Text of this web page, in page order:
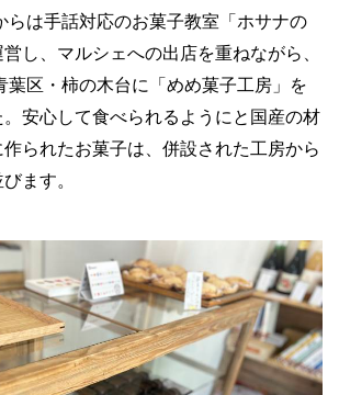
らは手話対応のお菓子教室「ホサナの
し、マルシェへの出店を重ねながら、
葉区・柿の木台に「めめ菓子工房」を
安心して食べられるようにと国産の材
られたお菓子は、併設された工房から
ます。